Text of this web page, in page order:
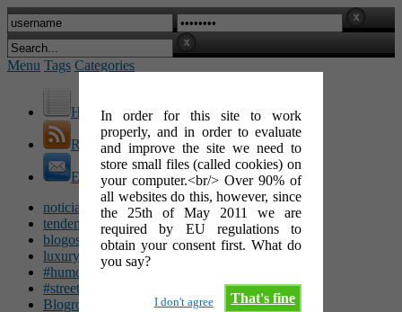
In order for this site to work
properly, and in order to evaluate
and improve the site we need to
store small files (called cookies) on
your computer.<br/> Over 90% of
all websites do this, however, since
the 25th of May 2011 we are
required by EU regulations to
obtain your consent first. What do
you say?
That's fine
I don't agree
Menu Tags Categories
Home
RSS Feed
E-Mail
noticias (142)
tendencias (100)
blogosfera (62)
luxury (49)
#humor (47)
#streetart (34)
Blogroll (26)